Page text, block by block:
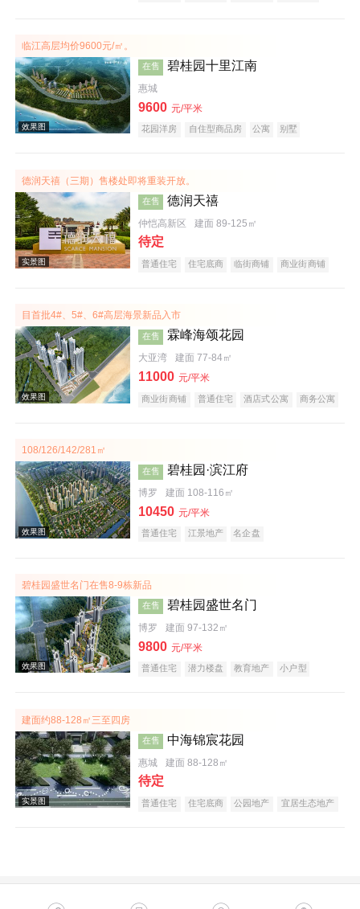
效果图
实景图
效果图
临江高层均价9600元/㎡。
在售 碧桂园十里江南
惠城
9600 元/平米
花园洋房 自住型商品房 公寓
别墅
德润天禧（三期）售楼处即将重装开放。
在售 德润天禧
仲恺高新区 建面 89-125㎡
待定
普通住宅 住宅底商 临街商铺
商业街商铺
目首批4#、5#、6#高层海景新品入市
在售 霖峰海颂花园
大亚湾 建面 77-84㎡
11000 元/平米
商业街商铺 普通住宅 酒店式公寓
商务公寓
108/126/142/281㎡
在售 碧桂园·滨江府
博罗 建面 108-116㎡
10450 元/平米
普通住宅 江景地产 名企盘
碧桂园盛世名门在售8-9栋新品
在售 碧桂园盛世名门
博罗 建面 97-132㎡
9800 元/平米
普通住宅 潜力楼盘 教育地产
小户型
建面约88-128㎡三至四房
在售 中海锦宸花园
惠城 建面 88-128㎡
待定
普通住宅 住宅底商 公园地产
宜居生态地产